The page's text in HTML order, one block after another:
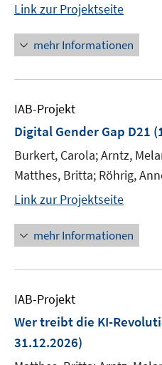
Link zur Projektseite
mehr Informationen
IAB-Projekt
Digital Gender Gap D21
Burkert, Carola; Arntz,
Matthes, Britta; Röhrig,
Link zur Projektseite
mehr Informationen
IAB-Projekt
Wer treibt die KI-
31.12.2026)